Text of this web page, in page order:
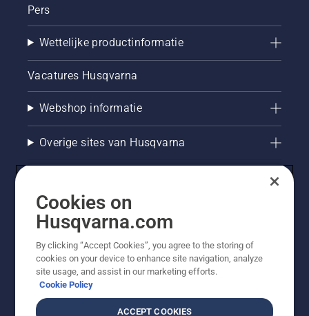
Pers
Wettelijke productinformatie
Vacatures Husqvarna
Webshop informatie
Overige sites van Husqvarna
© Husqvarna AB (publ). Alle rechten voorbehouden. De
getoonde prijzen zijn consumentenadviesprijzen. Alle
Cookies on
Husqvarna.com
By clicking “Accept Cookies”, you agree to the storing of
cookies on your device to enhance site navigation, analyze
site usage, and assist in our marketing efforts.
Cookie Policy
ACCEPT COOKIES